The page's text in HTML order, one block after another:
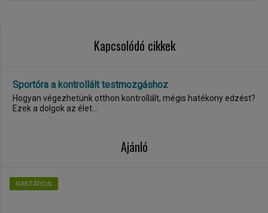
Kapcsolódó cikkek
Sportóra a kontrollált testmozgáshoz
Hogyan végezhetünk otthon kontrollált, mégis hatékony edzést?
Ezek a dolgok az élet...
Ajánló
RAKTÁRON